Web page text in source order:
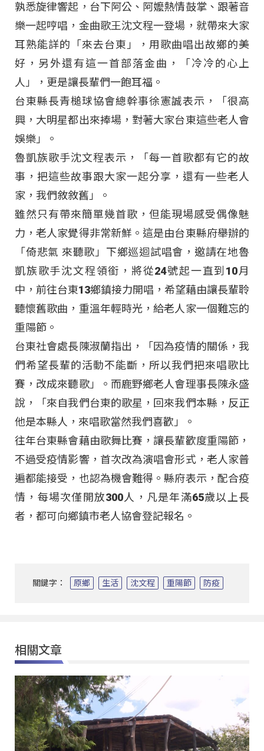
孰悉旋律響起，台下阿公、阿嬤熱情鼓掌、跟著音
樂一起哼唱，金曲歌王沈文程一登場，就帶來大家
耳熟能詳的「來去台東」，用歌曲唱出故鄉的美
好，另外還有這一首部落金曲，「冷冷的心上
人」，更是讓長輩們一飽耳福。
台東縣長青槌球協會總幹事徐憲誠表示，「很高
興，大明星都出來捧場，對著大家台東這些老人會
娛樂」。
魯凱族歌手沈文程表示，「每一首歌都有它的故
事，把這些故事跟大家一起分享，還有一些老人
家，我們敘敘舊」。
雖然只有帶來簡單幾首歌，但能現場感受偶像魅
力，老人家覺得非常新鮮。這是由台東縣府舉辦的
「倚悲氣 來聽歌」下鄉巡迴試唱會，邀請在地魯
凱族歌手沈文程領銜，將從24號起一直到10月
中，前往台東13鄉鎮接力開唱，希望藉由讓長輩聆
聽懷舊歌曲，重溫年輕時光，給老人家一個難忘的
重陽節。
台東社會處長陳淑蘭指出，「因為疫情的關係，我
們希望長輩的活動不能斷，所以我們把來唱歌比
賽，改成來聽歌」。而鹿野鄉老人會理事長陳永盛
說，「來自我們台東的歌星，回來我們本縣，反正
他是本縣人，來唱歌當然我們喜歡」。
往年台東縣會藉由歌舞比賽，讓長輩歡度重陽節，
不過受疫情影響，首次改為演唱會形式，老人家普
遍都能接受，也認為機會難得。縣府表示，配合疫
情，每場次僅開放300人，凡是年滿65歲以上長
者，都可向鄉鎮市老人協會登記報名。
關鍵字： 原鄉 生活 沈文程 重陽節 防疫
相關文章